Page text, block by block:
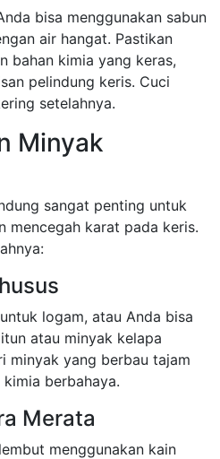
bisa menggunakan sabun
air hangat. Pastikan
bahan kimia yang keras,
pelindung keris. Cuci
setelahnya.
Minyak
sangat penting untuk
mencegah karat pada keris.
logam, atau Anda bisa
atau minyak kelapa
minyak yang berbau tajam
berbahaya.
Merata
menggunakan kain